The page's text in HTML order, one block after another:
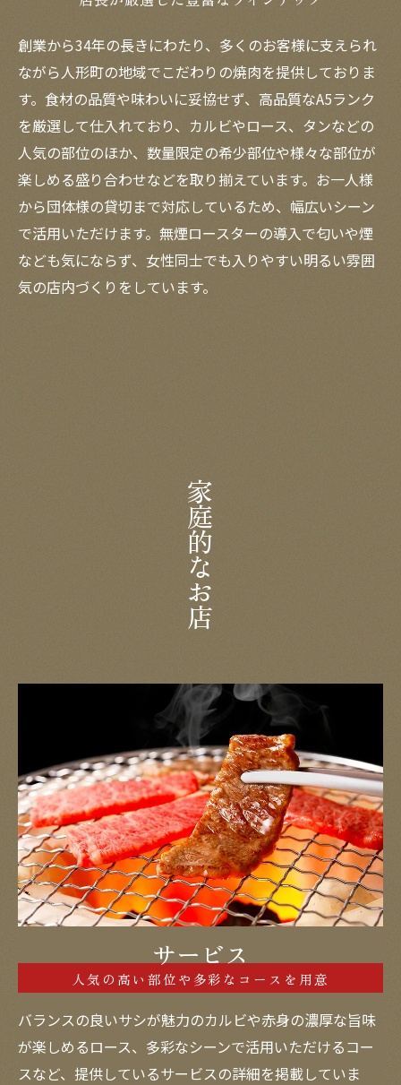
創業から34年の長きにわたり、多くのお客様に支えられ
ながら人形町の地域でこだわりの焼肉を提供しておりま
す。食材の品質や味わいに妥協せず、高品質なA5ランク
を厳選して仕入れており、カルビやロース、タンなどの
人気の部位のほか、数量限定の希少部位や様々な部位が
楽しめる盛り合わせなどを取り揃えています。お一人様
から団体様の貸切まで対応しているため、幅広いシーン
で活用いただけます。無煙ロースターの導入で匂いや煙
なども気にならず、女性同士でも入りやすい明るい雰囲
気の店内づくりをしています。
家庭的なお店
サービス
人気の高い部位や多彩なコースを用意
バランスの良いサシが魅力のカルビや赤身の濃厚な旨味
が楽しめるロース、多彩なシーンで活用いただけるコー
スなど、提供しているサービスの詳細を掲載していま